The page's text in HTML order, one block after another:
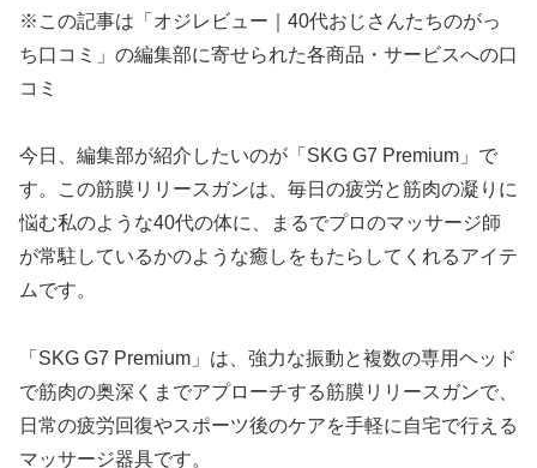
※この記事は「オジレビュー｜40代おじさんたちのがっ
ち口コミ」の編集部に寄せられた各商品・サービスへの口
コミ
今日、編集部が紹介したいのが「SKG G7 Premium」で
す。この筋膜リリースガンは、毎日の疲労と筋肉の凝りに
悩む私のような40代の体に、まるでプロのマッサージ師
が常駐しているかのような癒しをもたらしてくれるアイテ
ムです。
「SKG G7 Premium」は、強力な振動と複数の専用ヘッド
で筋肉の奥深くまでアプローチする筋膜リリースガンで、
日常の疲労回復やスポーツ後のケアを手軽に自宅で行える
マッサージ器具です。